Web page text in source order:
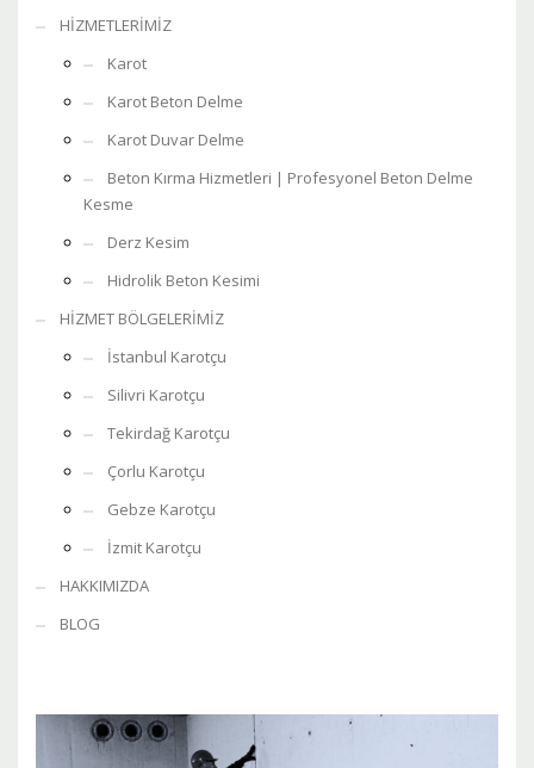
HİZMETLERİMİZ
Karot
Karot Beton Delme
Karot Duvar Delme
Beton Kırma Hizmetleri | Profesyonel Beton Delme
Kesme
Derz Kesim
Hidrolik Beton Kesimi
HİZMET BÖLGELERİMİZ
İstanbul Karotçu
Silivri Karotçu
Tekirdağ Karotçu
Çorlu Karotçu
Gebze Karotçu
İzmit Karotçu
HAKKIMIZDA
BLOG